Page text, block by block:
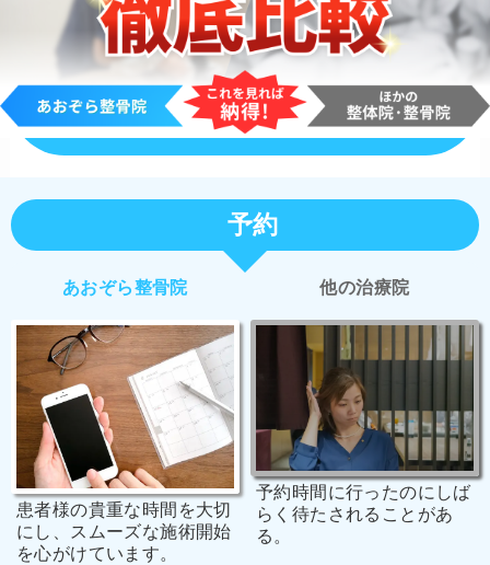
予約
あおぞら整骨院
患者様の貴重な時間を大切
にし、スムーズな施術開始
を心がけています。
他の治療院
予約時間に行ったのにしば
らく待たされることがあ
る。